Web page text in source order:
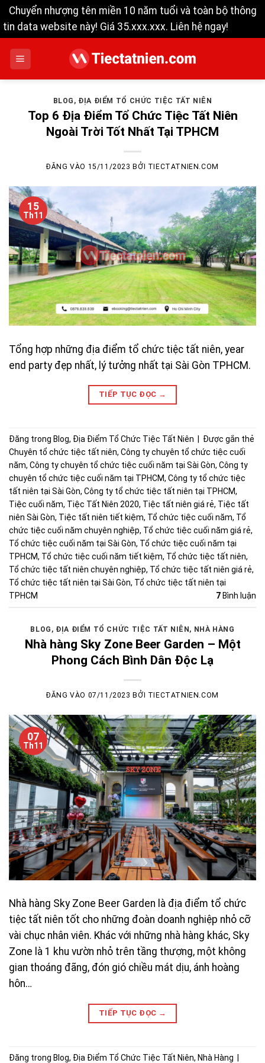
Chuyển nhượng tên miền 10 năm tuổi và toàn bộ thông
tin data website này! Giá 35.xxx.xxx. Liên hệ ngay!
nội
BLOG , ĐỊA ĐIỂM TỔ CHỨC TIỆC TẤT NIÊN
Top 6 Địa Điểm Tổ Chức Tiệc Tất Niên
Ngoài Trời Tốt Nhất Tại TPHCM
ĐĂNG VÀO 15/11/2023 BỞI TIECTATNIEN.COM
15
Th11
Tổng hợp những địa điểm tổ chức tiệc tất niên, year
end party đẹp nhất, lý tưởng nhất tại Sài Gòn TPHCM.
TIẾP TỤC ĐỌC →
Đăng trong Blog, Địa Điểm Tổ Chức Tiệc Tất Niên
Được gắn thẻ
Chuyên tổ chức tiệc tất niên, Công ty chuyên tổ chức tiệc cuối
năm, Công ty chuyên tổ chức tiệc cuối năm tại Sài Gòn, Công ty
chuyên tổ chức tiệc cuối năm tại TPHCM, Công ty tổ chức tiệc
tất niên tại Sài Gòn, Công ty tổ chức tiệc tất niên tại TPHCM,
Tiệc cuối năm, Tiệc Tất Niên 2020, Tiệc tất niên giá rẻ, Tiệc tất
niên Sài Gòn, Tiệc tất niên tiết kiệm, Tổ chức tiệc cuối năm, Tổ
chức tiệc cuối năm chuyên nghiệp, Tổ chức tiệc cuối năm giá rẻ,
Tổ chức tiệc cuối năm tại Sài Gòn, Tổ chức tiệc cuối năm tại
TPHCM, Tổ chức tiệc cuối năm tiết kiệm, Tổ chức tiệc tất niên,
Tổ chức tiệc tất niên chuyên nghiệp, Tổ chức tiệc tất niên giá rẻ,
Tổ chức tiệc tất niên tại Sài Gòn, Tổ chức tiệc tất niên tại
TPHCM
7 Bình luận
BLOG , ĐỊA ĐIỂM TỔ CHỨC TIỆC TẤT NIÊN , NHÀ HÀNG
Nhà hàng Sky Zone Beer Garden – Một
Phong Cách Bình Dân Độc Lạ
ĐĂNG VÀO 07/11/2023 BỞI TIECTATNIEN.COM
07
Th11
Nhà hàng Sky Zone Beer Garden là địa điểm tổ chức
tiệc tất niên tốt cho những đoàn doanh nghiệp nhỏ cỡ
vài chục nhân viên. Khác với những nhà hàng khác, Sky
Zone là 1 khu vườn nhỏ trên tầng thượng, một không
gian thoáng đãng, đón gió chiều mát dịu, ánh hoàng
hôn…
TIẾP TỤC ĐỌC →
Đăng trong Blog, Địa Điểm Tổ Chức Tiệc Tất Niên, Nhà Hàng